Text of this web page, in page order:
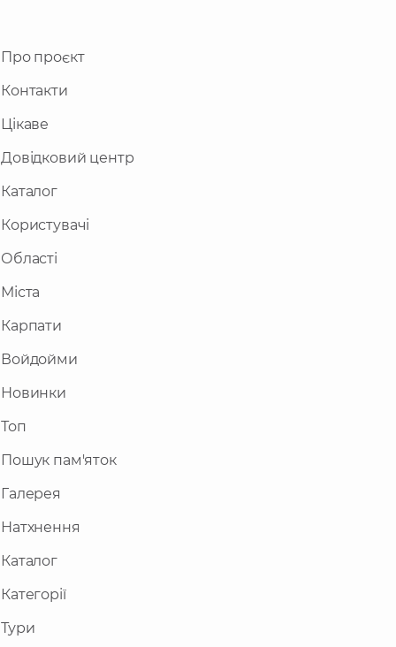
Про проєкт
Контакти
Цікаве
Довідковий центр
Каталог
Користувачі
Області
Міста
Карпати
Войдойми
Новинки
Топ
Пошук пам'яток
Галерея
Натхнення
Каталог
Категорії
Тури